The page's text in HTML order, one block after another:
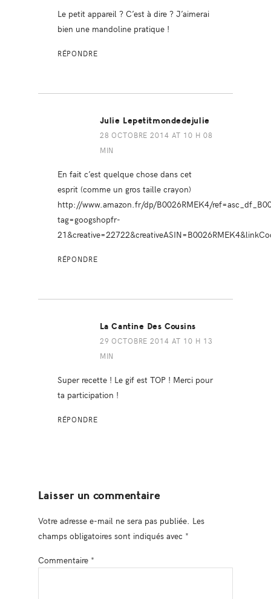
Le petit appareil ? C’est à dire ? J’aimerai
bien une mandoline pratique !
RÉPONDRE
Julie Lepetitmondedejulie
28 OCTOBRE 2014 AT 10 H 08
MIN
En fait c’est quelque chose dans cet
esprit (comme un gros taille crayon)
http://www.amazon.fr/dp/B0026RMEK4/
tag=googshopfr-
RÉPONDRE
La Cantine Des Cousins
29 OCTOBRE 2014 AT 10 H 13
MIN
Super recette ! Le gif est TOP ! Merci pour
ta participation !
RÉPONDRE
Laisser un commentaire
Votre adresse e-mail ne sera pas publiée. Les
champs obligatoires sont indiqués avec *
Commentaire *